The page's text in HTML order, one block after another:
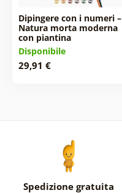
Dipingere con i numeri –
Natura morta moderna
con piantina
Disponibile
29,91 €
Spedizione gratuita